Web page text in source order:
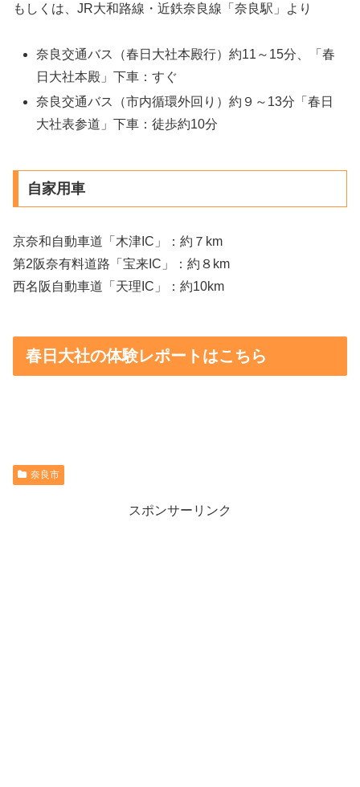
もしくは、JR大和路線・近鉄奈良線「奈良駅」より
奈良交通バス（春日大社本殿行）約11～15分、「春
日大社本殿」下車：すぐ
奈良交通バス（市内循環外回り）約９～13分「春日
大社表参道」下車：徒歩約10分
自家用車
京奈和自動車道「木津IC」：約７km
第2阪奈有料道路「宝来IC」：約８km
西名阪自動車道「天理IC」：約10km
春日大社の体験レポートはこちら
奈良市
スポンサーリンク